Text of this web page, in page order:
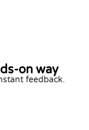
on way
feedback.